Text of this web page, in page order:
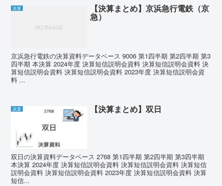
決算 【決算まとめ】京浜急行電鉄（京
急）
京浜急行電鉄の決算資料データベース 9006 第1四半期 第2四半期 第3
四半期 本決算 2024年度 決算短信説明会資料 決算短信説明会資料 決
算短信説明会資料 決算短信説明会資料 2023年度 決算短信説明会資
料 ...
決算 【決算まとめ】双日
双日の決算資料データベース 2768 第1四半期 第2四半期 第3四半期
本決算 2024年度 決算短信説明会資料 決算短信説明会資料 決算短信
説明会資料 決算短信説明会資料 2023年度 決算短信説明会資料 決算
短信...